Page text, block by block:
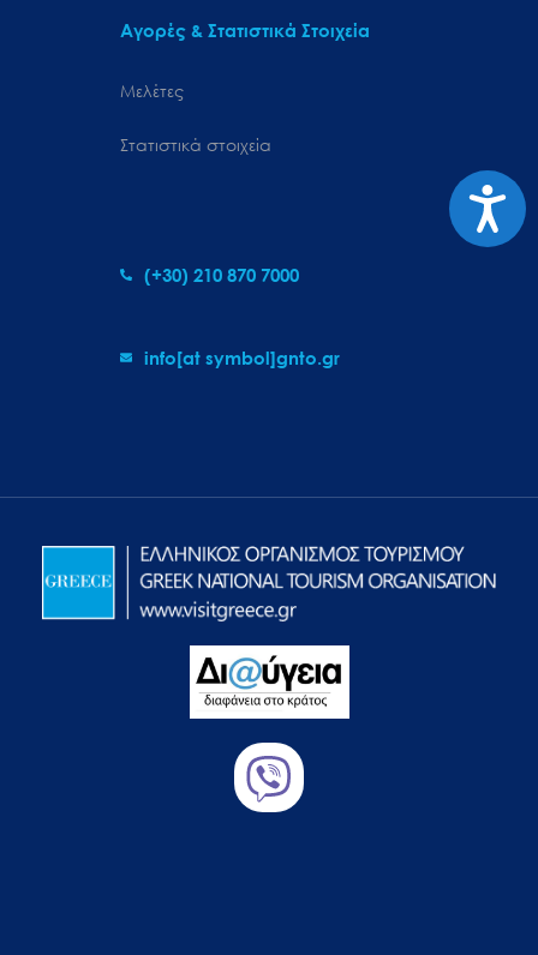
Αγορές & Στατιστικά Στοιχεία
Μελέτες
Στατιστικά στοιχεία
(+30) 210 870 7000
info[at symbol]gnto.gr